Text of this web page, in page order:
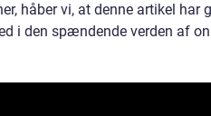
håber vi, at denne artikel har
i den spændende verden af